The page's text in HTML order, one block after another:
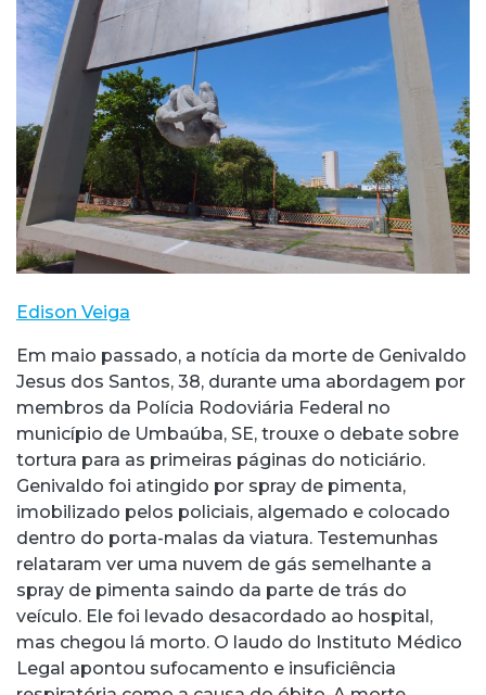
Edison Veiga
Em maio passado, a notícia da morte de Genivaldo
Jesus dos Santos, 38, durante uma abordagem por
membros da Polícia Rodoviária Federal no
município de Umbaúba, SE, trouxe o debate sobre
tortura para as primeiras páginas do noticiário.
Genivaldo foi atingido por spray de pimenta,
imobilizado pelos policiais, algemado e colocado
dentro do porta-malas da viatura. Testemunhas
relataram ver uma nuvem de gás semelhante a
spray de pimenta saindo da parte de trás do
veículo. Ele foi levado desacordado ao hospital,
mas chegou lá morto. O laudo do Instituto Médico
Legal apontou sufocamento e insuficiência